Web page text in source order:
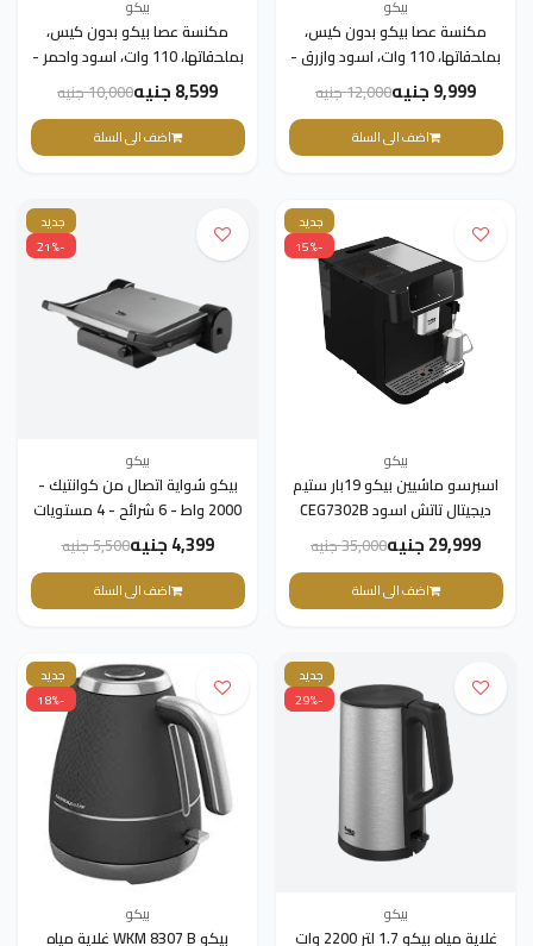
بيكو
مكنسة عصا بيكو بدون كيس،
بملحقاتها، 110 وات، اسود وازرق -
VRT 60221 VD9,999 جنيه 12,000 جنيه
اضف الى السلة
بيكو
مكنسة عصا بيكو بدون كيس،
بملحقاتها، 110 وات، اسود واحمر -
VRT 50121 VR8,599 جنيه 10,000 جنيه
اضف الى السلة
جديد
-15%
بيكو
اسبرسو ماشيين بيكو 19بار ستيم
ديجيتال تاتش اسود CEG7302B
891404320029,999 جنيه 35,000 جنيه
اضف الى السلة
جديد
-21%
بيكو
بيكو شواية اتصال من كوانتيك -
2000 واط - 6 شرائح - 4 مستويات
حرارة - TM 5206 G4,399 جنيه 5,500 جنيه
اضف الى السلة
جديد
-29%
بيكو
غلاية مياه بيكو 1.7 لتر 2200 وات
جديد
-18%
بيكو
بيكو WKM 8307 B غلاية مياه